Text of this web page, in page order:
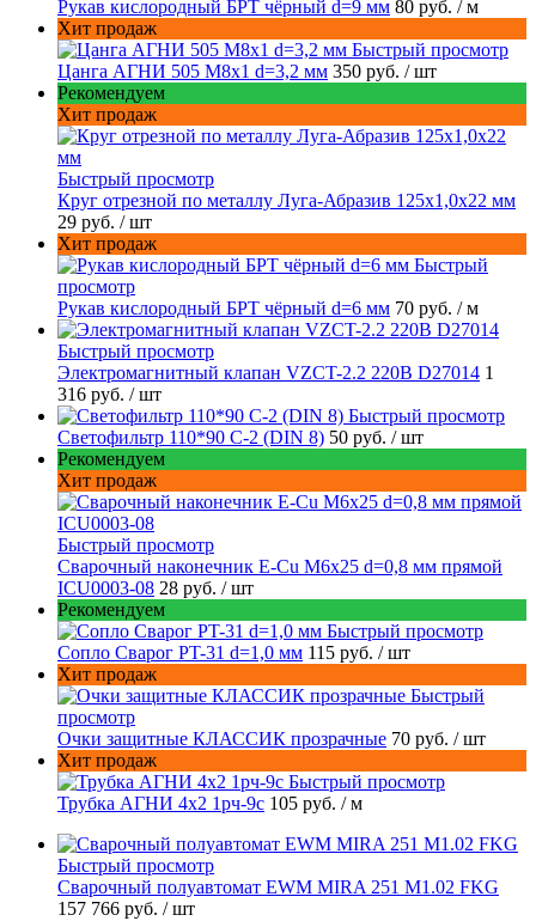
Рукав кислородный БРТ чёрный d=9 мм 80 руб. / м
Хит продаж
Быстрый просмотр
Цанга АГНИ 505 М8х1 d=3,2 мм 350 руб. / шт
Рекомендуем
Хит продаж
Быстрый просмотр
Круг отрезной по металлу Луга-Абразив 125x1,0x22 мм
29 руб. / шт
Хит продаж
Быстрый
просмотр
Рукав кислородный БРТ чёрный d=6 мм 70 руб. / м
Быстрый просмотр
Электромагнитный клапан VZCT-2.2 220В D27014 1
316 руб. / шт
Быстрый просмотр
Светофильтр 110*90 С-2 (DIN 8) 50 руб. / шт
Рекомендуем
Хит продаж
Быстрый просмотр
Сварочный наконечник E-Cu M6x25 d=0,8 мм прямой
ICU0003-08 28 руб. / шт
Рекомендуем
Быстрый просмотр
Сопло Сварог PT-31 d=1,0 мм 115 руб. / шт
Хит продаж
Быстрый
просмотр
Очки защитные КЛАССИК прозрачные 70 руб. / шт
Хит продаж
Быстрый просмотр
Трубка АГНИ 4х2 1рч-9с 105 руб. / м
Быстрый просмотр
Сварочный полуавтомат EWM MIRA 251 M1.02 FKG
157 766 руб. / шт